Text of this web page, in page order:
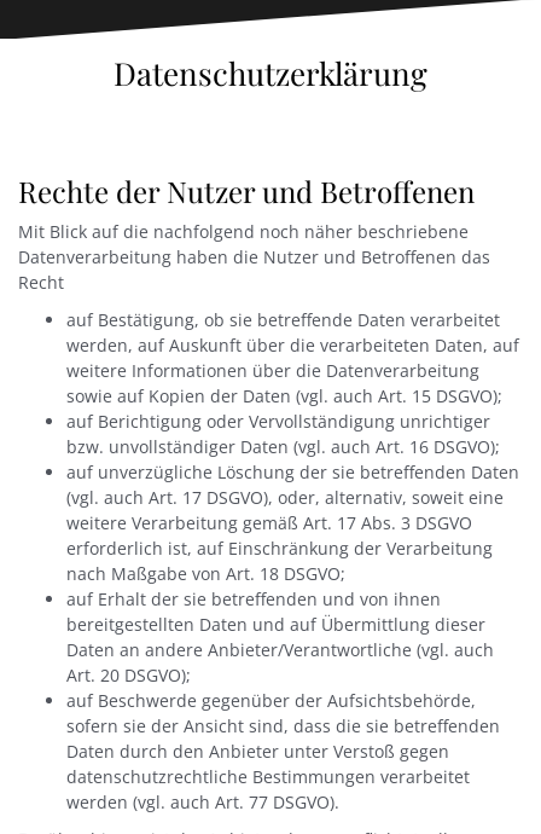
Datenschutzerklärung
Rechte der Nutzer und Betroffenen
Mit Blick auf die nachfolgend noch näher beschriebene
Datenverarbeitung haben die Nutzer und Betroffenen das
Recht
auf Bestätigung, ob sie betreffende Daten verarbeitet
werden, auf Auskunft über die verarbeiteten Daten, auf
weitere Informationen über die Datenverarbeitung
sowie auf Kopien der Daten (vgl. auch Art. 15 DSGVO);
auf Berichtigung oder Vervollständigung unrichtiger
bzw. unvollständiger Daten (vgl. auch Art. 16 DSGVO);
auf unverzügliche Löschung der sie betreffenden Daten
(vgl. auch Art. 17 DSGVO), oder, alternativ, soweit eine
weitere Verarbeitung gemäß Art. 17 Abs. 3 DSGVO
erforderlich ist, auf Einschränkung der Verarbeitung
nach Maßgabe von Art. 18 DSGVO;
auf Erhalt der sie betreffenden und von ihnen
bereitgestellten Daten und auf Übermittlung dieser
Daten an andere Anbieter/Verantwortliche (vgl. auch
Art. 20 DSGVO);
auf Beschwerde gegenüber der Aufsichtsbehörde,
sofern sie der Ansicht sind, dass die sie betreffenden
Daten durch den Anbieter unter Verstoß gegen
datenschutzrechtliche Bestimmungen verarbeitet
werden (vgl. auch Art. 77 DSGVO).